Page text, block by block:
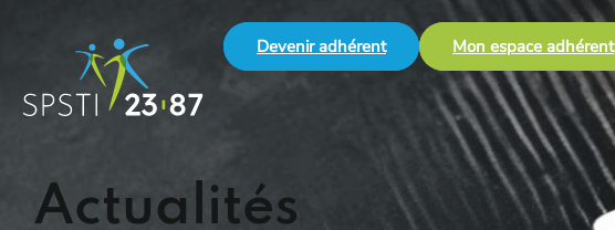
Devenir adhérent Mon espace adhérent
Actualités